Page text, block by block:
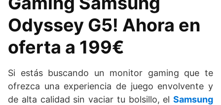
Odyssey G5! Ahora en
oferta a 199€
Si estás buscando un monitor gaming que te
ofrezca una experiencia de juego envolvente y
de alta calidad sin vaciar tu bolsillo, el Samsung